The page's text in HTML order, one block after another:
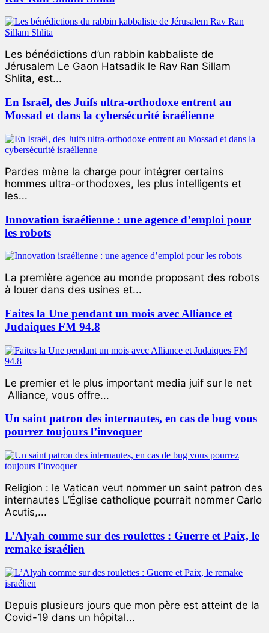
Les bénédictions d’un rabbin kabbaliste de
Jérusalem Le Gaon Hatsadik le Rav Ran Sillam
Shlita, est...
En Israël, des Juifs ultra-orthodoxe entrent au
Mossad et dans la cybersécurité israélienne
Pardes mène la charge pour intégrer certains
hommes ultra-orthodoxes, les plus intelligents et
les...
Innovation israélienne : une agence d’emploi pour
les robots
La première agence au monde proposant des robots
à louer dans des usines et...
Faites la Une pendant un mois avec Alliance et
Judaiques FM 94.8
Le premier et le plus important media juif sur le net
Alliance, vous offre...
Un saint patron des internautes, en cas de bug vous
pourrez toujours l’invoquer
Religion : le Vatican veut nommer un saint patron des
internautes L’Église catholique pourrait nommer Carlo
Acutis,...
L’Alyah comme sur des roulettes : Guerre et Paix, le
remake israélien
Depuis plusieurs jours que mon père est atteint de la
Covid-19 dans un hôpital...